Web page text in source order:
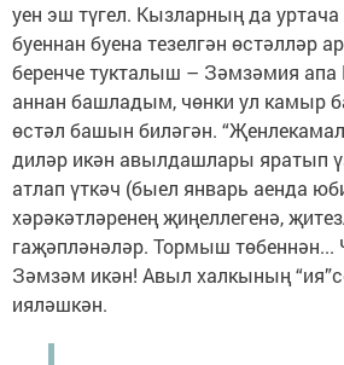
уен эш түгел. Кызларның да
буеннан буена тезелгән өстәлләр
беренче тукталыш – Зәмзәмия апа
аннан башладым, чөнки ул камыр
өстәл башын биләгән.
диләр икән авылдашлары яратып
атлап үткәч (быел январь аенда
хәрәкәтләренең җиңеллегенә,
гаҗәпләнәләр. Тормыш
Зәмзәм икән! Авыл халкының
ияләшкән.